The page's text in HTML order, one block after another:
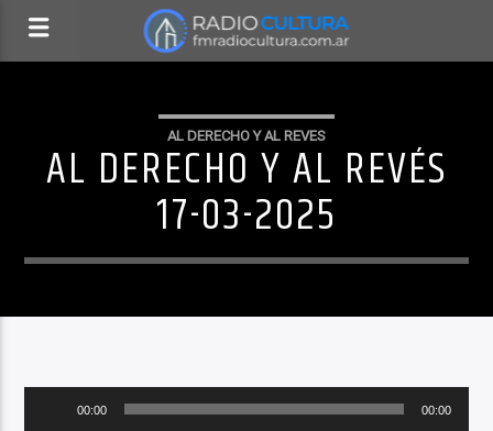
AL DERECHO Y AL REVES
AL DERECHO Y AL REVÉS
17-03-2025
00:00 00:00